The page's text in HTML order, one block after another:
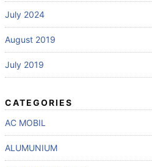
July 2024
August 2019
July 2019
CATEGORIES
AC MOBIL
ALUMUNIUM